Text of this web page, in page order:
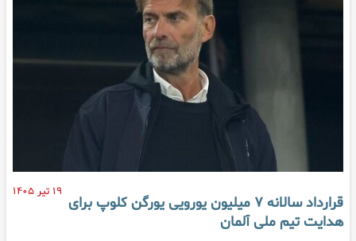
۱۹ تیر ۱۴۰۵
قرارداد سالانه ۷ میلیون یورویی یورگن کلوپ برای
هدایت تیم ملی آلمان